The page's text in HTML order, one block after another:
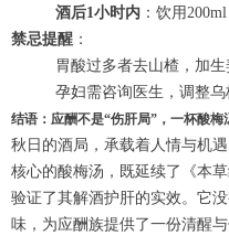
酒后1小时内 ：饮用
禁忌提醒 ：
胃酸过多者去山楂，加生
孕妇需咨询医生，调整乌
结语：应酬不是“伤肝局”，一杯酸梅
秋日的酒局，承载着人情与机
核心的酸梅汤，既延续了《本
验证了其解酒护肝的实效。它
味，为应酬族提供了一份清醒与